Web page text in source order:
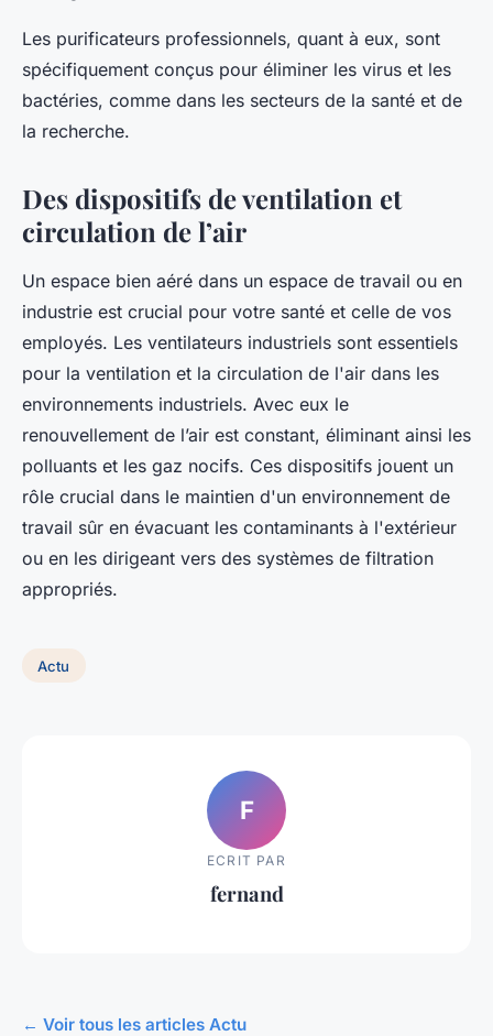
Les purificateurs professionnels, quant à eux, sont
spécifiquement conçus pour éliminer les virus et les
bactéries, comme dans les secteurs de la santé et de
la recherche.
Des dispositifs de ventilation et
circulation de l’air
Un espace bien aéré dans un espace de travail ou en
industrie est crucial pour votre santé et celle de vos
employés. Les ventilateurs industriels sont essentiels
pour la ventilation et la circulation de l'air dans les
environnements industriels. Avec eux le
renouvellement de l’air est constant, éliminant ainsi les
polluants et les gaz nocifs. Ces dispositifs jouent un
rôle crucial dans le maintien d'un environnement de
travail sûr en évacuant les contaminants à l'extérieur
ou en les dirigeant vers des systèmes de filtration
appropriés.
Actu
F
ECRIT PAR
fernand
← Voir tous les articles Actu